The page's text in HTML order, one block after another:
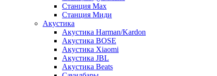
Станция Max
Станция Миди
Акустика
Акустика Harman/Kardon
Акустика BOSE
Акустика Xiaomi
Акустика JBL
Акустика Beats